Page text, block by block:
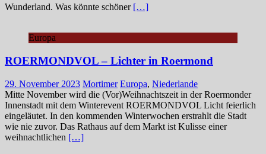
Wunderland. Was könnte schöner […]
Europa
ROERMONDVOL – Lichter in Roermond
29. November 2023 Mortimer Europa, Niederlande
Mitte November wird die (Vor)Weihnachtszeit in der Roermonder
Innenstadt mit dem Winterevent ROERMONDVOL Licht feierlich
eingeläutet. In den kommenden Winterwochen erstrahlt die Stadt
wie nie zuvor. Das Rathaus auf dem Markt ist Kulisse einer
weihnachtlichen […]